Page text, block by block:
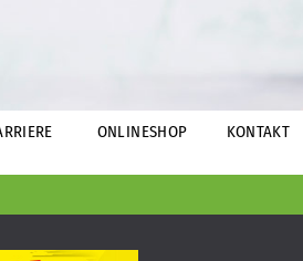
ONLINESHOP KONTAKT